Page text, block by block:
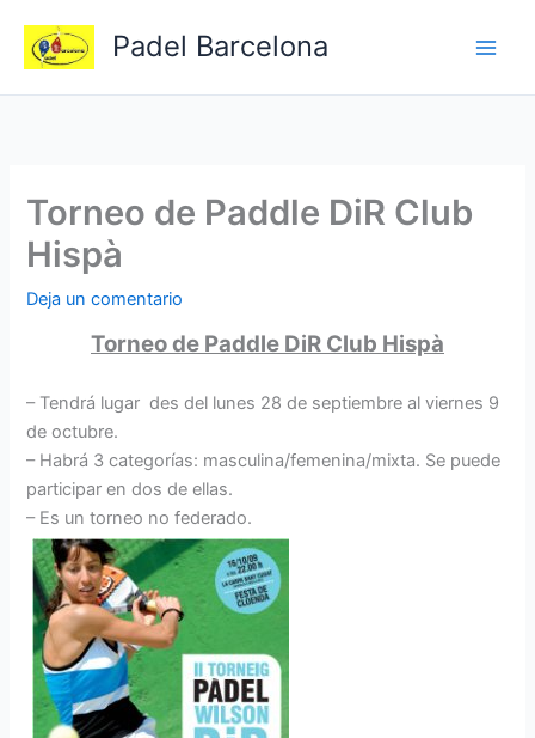
contenido
Padel Barcelona
Torneo de Paddle DiR Club
Hispà
Deja un comentario
Torneo de Paddle DiR Club Hispà
– Tendrá lugar des del lunes 28 de septiembre al viernes 9
de octubre.
– Habrá 3 categorías: masculina/femenina/mixta. Se puede
participar en dos de ellas.
– Es un torneo no federado.